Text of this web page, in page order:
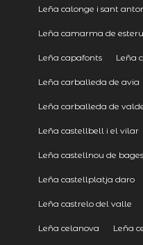
Leña calonge i sant
Leña camarma de
Leña capafonts Leña
Leña carballeda de avia
Leña carballeda de
Leña castellbell i el vilar
Leña castellnou de bages
Leña castellplatja daro
Leña castrelo del valle
Leña celanova Leña